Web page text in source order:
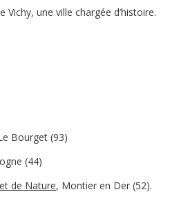
une ville chargée d’histoire.
Bourget (93)
(44)
de Nature, Montier en Der (52).